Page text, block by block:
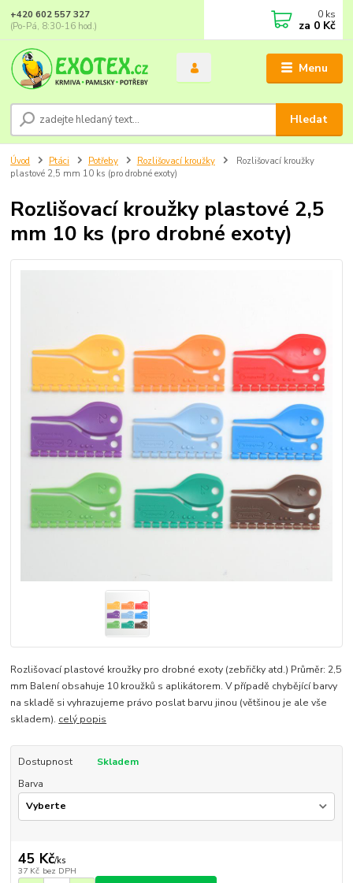
Menu
Hledat
+420 602 557 327
(Po-Pá, 8:30-16 hod.)
0 ks
za 0 Kč
Úvod Ptáci Potřeby Rozlišovací kroužky
Rozlišovací kroužky
plastové 2,5 mm 10 ks (pro drobné exoty)
Rozlišovací kroužky plastové 2,5
mm 10 ks (pro drobné exoty)
Rozlišovací plastové kroužky pro drobné exoty (zebřičky atd.) Průměr: 2,5
mm Balení obsahuje 10 kroužků s aplikátorem. V případě chybějící barvy
na skladě si vyhrazujeme právo poslat barvu jinou (většinou je ale vše
skladem). celý popis
Dostupnost
Skladem
Barva
45 Kč/ks
37 Kč bez DPH